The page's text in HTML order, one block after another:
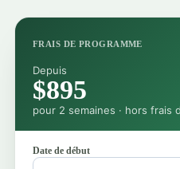
FRAIS DE PROGRAMME
Depuis
$895
pour 2 semaines · hors frais
Date de début